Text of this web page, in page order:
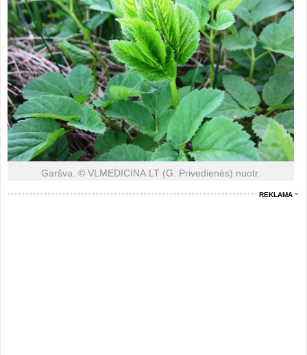
Garšva. © VLMEDICINA.LT (G. Privedienės) nuotr.
REKLAMA